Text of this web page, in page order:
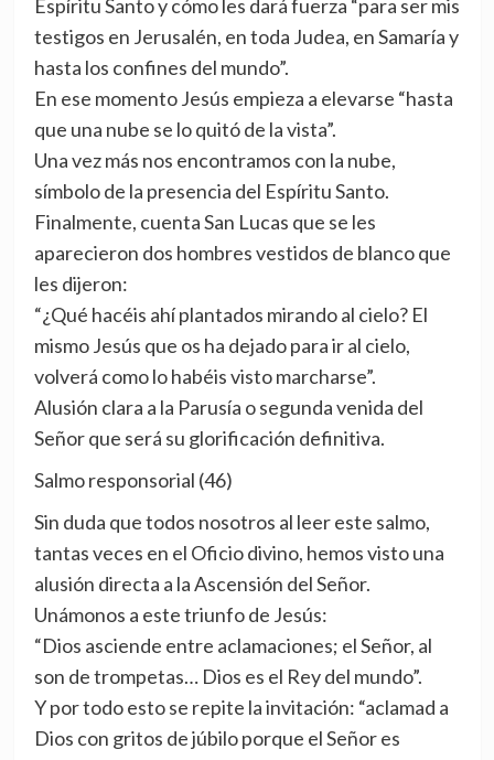
Espíritu Santo y cómo les dará fuerza “para ser mis
testigos en Jerusalén, en toda Judea, en Samaría y
hasta los confines del mundo”.
En ese momento Jesús empieza a elevarse “hasta
que una nube se lo quitó de la vista”.
Una vez más nos encontramos con la nube,
símbolo de la presencia del Espíritu Santo.
Finalmente, cuenta San Lucas que se les
aparecieron dos hombres vestidos de blanco que
les dijeron:
“¿Qué hacéis ahí plantados mirando al cielo? El
mismo Jesús que os ha dejado para ir al cielo,
volverá como lo habéis visto marcharse”.
Alusión clara a la Parusía o segunda venida del
Señor que será su glorificación definitiva.
Salmo responsorial (46)
Sin duda que todos nosotros al leer este salmo,
tantas veces en el Oficio divino, hemos visto una
alusión directa a la Ascensión del Señor.
Unámonos a este triunfo de Jesús:
“Dios asciende entre aclamaciones; el Señor, al
son de trompetas… Dios es el Rey del mundo”.
Y por todo esto se repite la invitación: “aclamad a
Dios con gritos de júbilo porque el Señor es